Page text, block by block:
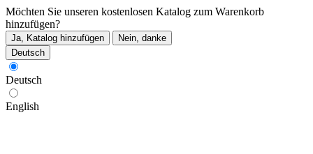
Möchten Sie unseren kostenlosen Katalog zum Warenkorb
hinzufügen?
Ja, Katalog hinzufügen
Nein, danke
Deutsch
Deutsch
English